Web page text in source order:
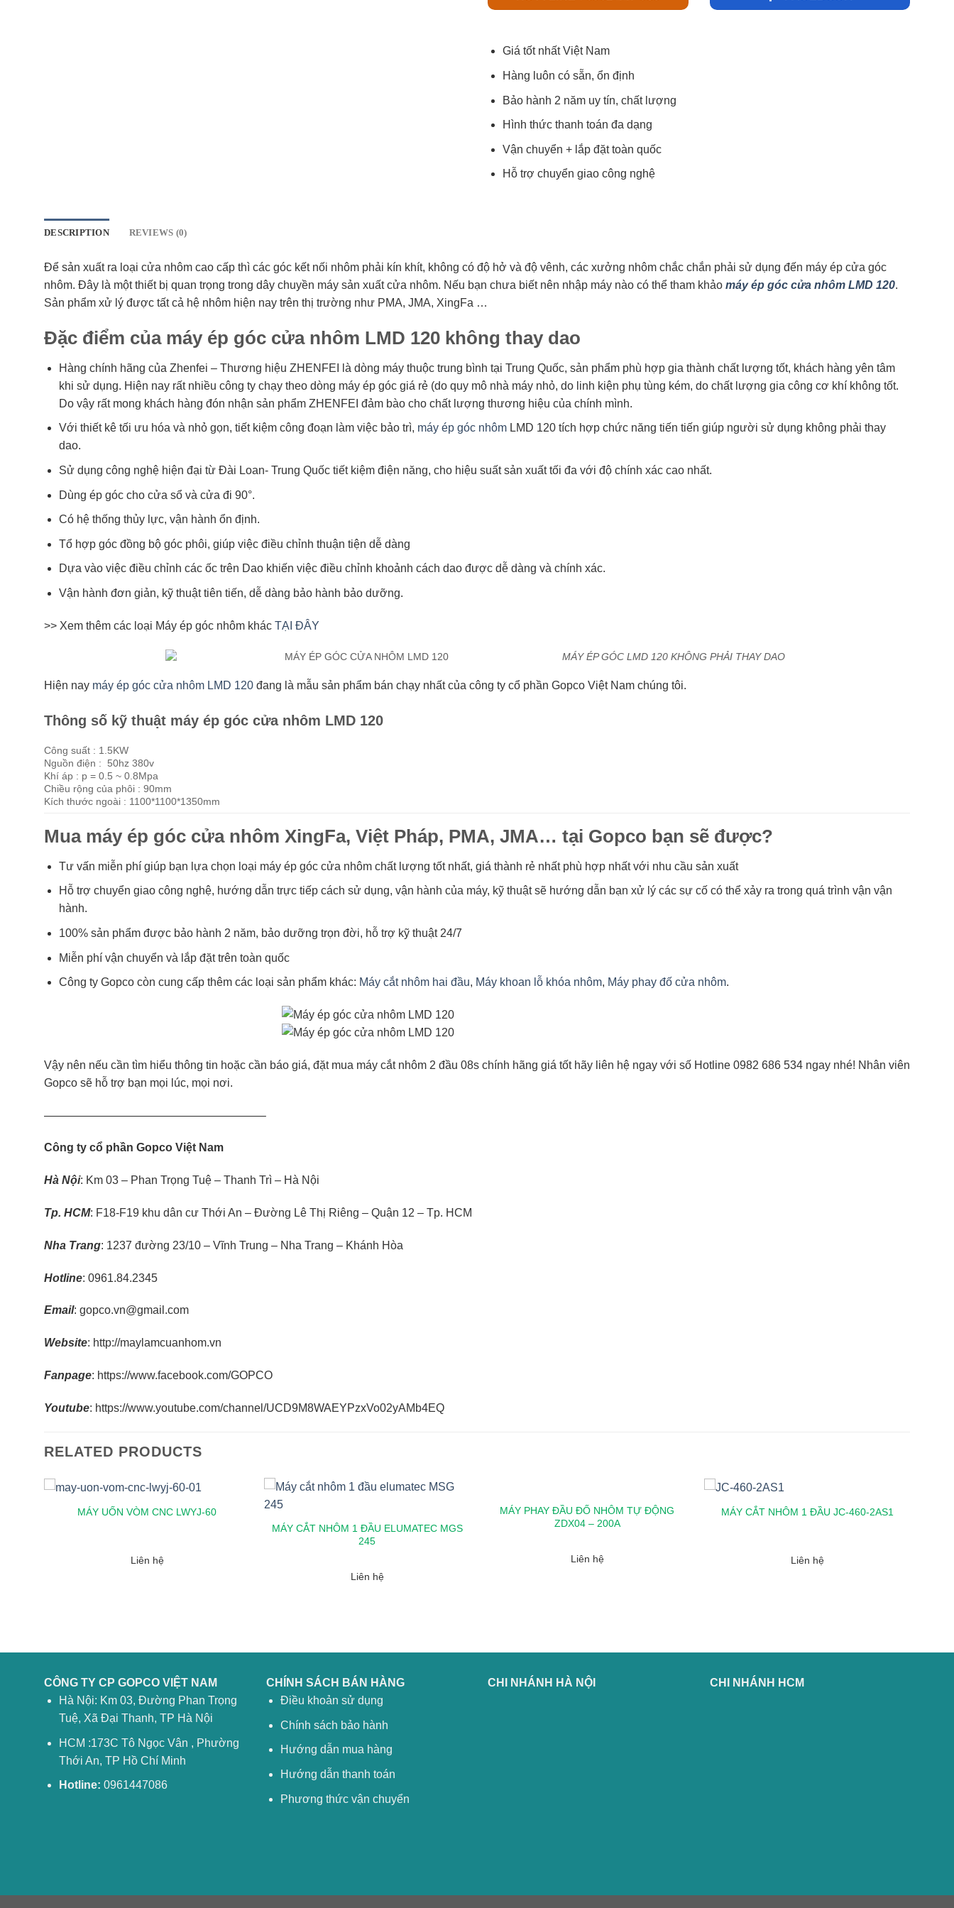
Giá tốt nhất Việt Nam
Hàng luôn có sẵn, ổn định
Bảo hành 2 năm uy tín, chất lượng
Hình thức thanh toán đa dạng
Vận chuyển + lắp đặt toàn quốc
Hỗ trợ chuyển giao công nghệ
DESCRIPTION REVIEWS (0)
Để sản xuất ra loại cửa nhôm cao cấp thì các góc kết nối nhôm phải kín khít, không có độ hở và độ vênh, các xưởng nhôm chắc chắn phải sử dụng đến máy ép cửa góc
nhôm. Đây là một thiết bị quan trọng trong dây chuyền máy sản xuất cửa nhôm. Nếu bạn chưa biết nên nhập máy nào có thể tham khảo máy ép góc cửa nhôm LMD 120.
Sản phẩm xử lý được tất cả hệ nhôm hiện nay trên thị trường như PMA, JMA, XingFa …
Đặc điểm của máy ép góc cửa nhôm LMD 120 không thay dao
Hàng chính hãng của Zhenfei – Thương hiệu ZHENFEI là dòng máy thuộc trung bình tại Trung Quốc, sản phẩm phù hợp gia thành chất lượng tốt, khách hàng yên tâm
khi sử dụng. Hiện nay rất nhiều công ty chạy theo dòng máy ép góc giá rẻ (do quy mô nhà máy nhỏ, do linh kiện phụ tùng kém, do chất lượng gia công cơ khí không tốt.
Do vậy rất mong khách hàng đón nhận sản phẩm ZHENFEI đảm bào cho chất lượng thương hiệu của chính mình.
Với thiết kê tối ưu hóa và nhỏ gọn, tiết kiệm công đoạn làm việc bảo trì, máy ép góc nhômLMD 120 tích hợp chức năng tiến tiến giúp người sử dụng không phải thay
dao.
Sử dụng công nghệ hiện đại từ Đài Loan- Trung Quốc tiết kiệm điện năng, cho hiệu suất sản xuất tối đa với độ chính xác cao nhất.
Dùng ép góc cho cửa sổ và cửa đi 90°.
Có hệ thống thủy lực, vận hành ổn định.
Tổ hợp góc đồng bộ góc phôi, giúp việc điều chỉnh thuận tiện dễ dàng
Dựa vào việc điều chỉnh các ốc trên Dao khiến việc điều chỉnh khoảnh cách dao được dễ dàng và chính xác.
Vận hành đơn giản, kỹ thuật tiên tiến, dễ dàng bảo hành bảo dưỡng.
>> Xem thêm các loại Máy ép góc nhôm khác TẠI ĐÂY
MÁY ÉP GÓC LMD 120 KHÔNG PHẢI THAY DAO
Hiện nay máy ép góc cửa nhôm LMD 120 đang là mẫu sản phẩm bán chạy nhất của công ty cổ phần Gopco Việt Nam chúng tôi.
Thông số kỹ thuật máy ép góc cửa nhôm LMD 120
Công suất : 1.5KW
Nguồn điện : 50hz 380v
Khí áp : p = 0.5 ~ 0.8Mpa
Chiều rộng của phôi : 90mm
Kích thước ngoài : 1100*1100*1350mm
Mua máy ép góc cửa nhôm XingFa, Việt Pháp, PMA, JMA… tại Gopco bạn sẽ được?
Tư vấn miễn phí giúp bạn lựa chọn loại máy ép góc cửa nhôm chất lượng tốt nhất, giá thành rẻ nhất phù hợp nhất với nhu cầu sản xuất
Hỗ trợ chuyển giao công nghệ, hướng dẫn trực tiếp cách sử dụng, vận hành của máy, kỹ thuật sẽ hướng dẫn bạn xử lý các sự cố có thể xảy ra trong quá trình vận vận
hành.
100% sản phẩm được bảo hành 2 năm, bảo dưỡng trọn đời, hỗ trợ kỹ thuật 24/7
Miễn phí vận chuyển và lắp đặt trên toàn quốc
Công ty Gopco còn cung cấp thêm các loại sản phẩm khác: Máy cắt nhôm hai đầu, Máy khoan lỗ khóa nhôm, Máy phay đố cửa nhôm.
Vậy nên nếu cần tìm hiểu thông tin hoặc cần báo giá, đặt mua máy cắt nhôm 2 đầu 08s chính hãng giá tốt hãy liên hệ ngay với số Hotline 0982 686 534 ngay nhé! Nhân viên
Gopco sẽ hỗ trợ bạn mọi lúc, mọi nơi.
———————————————————–
Công ty cổ phần Gopco Việt Nam
Hà Nội: Km 03 – Phan Trọng Tuệ – Thanh Trì – Hà Nội
Tp. HCM: F18-F19 khu dân cư Thới An – Đường Lê Thị Riêng – Quận 12 – Tp. HCM
Nha Trang: 1237 đường 23/10 – Vĩnh Trung – Nha Trang – Khánh Hòa
Hotline: 0961.84.2345
Email: gopco.vn@gmail.com
Website: http://maylamcuanhom.vn
Fanpage: https://www.facebook.com/GOPCO
Youtube: https://www.youtube.com/channel/UCD9M8WAEYPzxVo02yAMb4EQ
RELATED PRODUCTS
MÁY UỐN VÒM CNC LWYJ-60
Liên hệ
MÁY CẮT NHÔM 1 ĐẦU ELUMATEC MGS
245
Liên hệ
MÁY PHAY ĐẦU ĐỐ NHÔM TỰ ĐỘNG
ZDX04 – 200A
Liên hệ
MÁY CẮT NHÔM 1 ĐẦU JC-460-2AS1
Liên hệ
CÔNG TY CP GOPCO VIỆT NAM
Hà Nội: Km 03, Đường Phan Trọng
Tuệ, Xã Đại Thanh, TP Hà Nội
HCM :173C Tô Ngọc Vân , Phường
Thới An, TP Hồ Chí Minh
Hotline: 0961447086
CHÍNH SÁCH BÁN HÀNG
Điều khoản sử dụng
Chính sách bảo hành
Hướng dẫn mua hàng
Hướng dẫn thanh toán
Phương thức vận chuyển
CHI NHÁNH HÀ NỘI CHI NHÁNH HCM